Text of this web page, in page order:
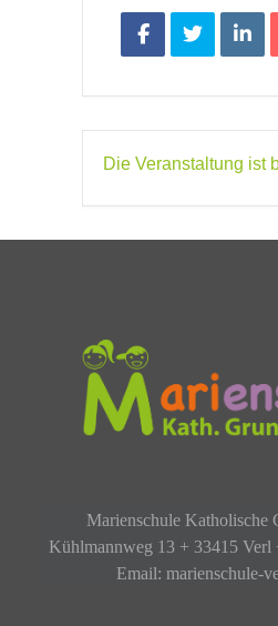
Die Veranstaltung ist
Marienschule Katholische
Kühlmannweg 13 + 33415 Verl
Email: marienschule-